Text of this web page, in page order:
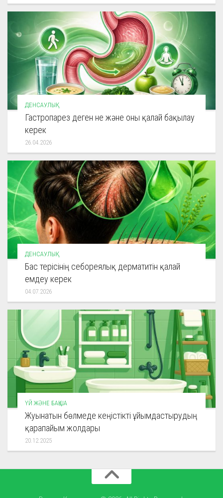
ДЕНСАУЛЫҚ
Гастропарез деген не және оны қалай бақылау
керек
26.04.2026
ДЕНСАУЛЫҚ
Бас терісінің себореялық дерматитін қалай
емдеу керек
04.07.2026
ҮЙ ЖӘНЕ БАҚША
Жуынатын бөлмеде кеңістікті ұйымдастырудың
қарапайым жолдары
20.12.2025